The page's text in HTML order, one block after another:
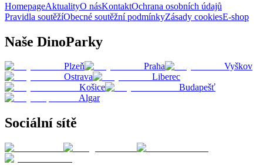
HomepageAktualityO násKontaktOchrana osobních údajů
Pravidla soutěžíObecné soutěžní podmínkyZásady cookiesE-shop
Naše DinoParky
Plzeň Praha
Vyškov
Ostrava
Liberec
Košice
Budapešť
Algar
Sociální sítě